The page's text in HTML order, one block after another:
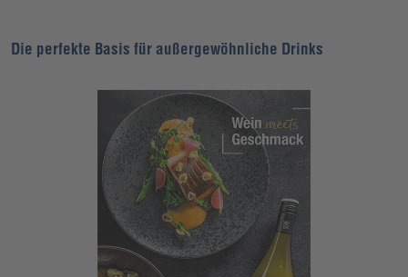
Die perfekte Basis für außergewöhnliche Drinks